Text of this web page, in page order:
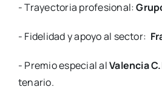
- Tra­yec­to­ria pro­fe­sio­nal:
- Fide­li­dad y apo­yo al sec­tor:
- Pre­mio espe­cial alValen­cia
te­na­rio.